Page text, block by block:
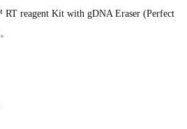
RT reagent Kit with gDNA Eraser (Perfect